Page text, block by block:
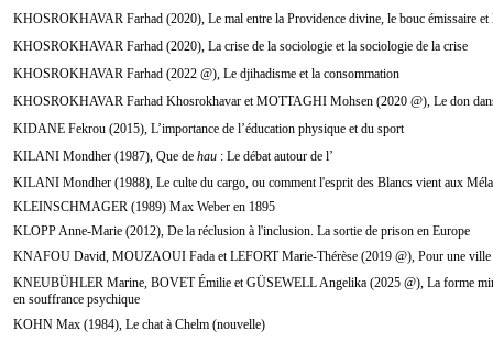
KHOSROKHAVAR Farhad (2020), Le mal entre la Providence divine, le bouc émissaire et
KHOSROKHAVAR Farhad (2020), La crise de la sociologie et la sociologie de la crise
KHOSROKHAVAR Farhad (2022 @), Le djihadisme et la consommation
KHOSROKHAVAR Farhad Khosrokhavar et MOTTAGHI Mohsen (2020 @), Le don
KIDANE Fekrou (2015), L’importance de l’éducation physique et du sport
KILANI Mondher (1987), Que de hau : Le débat autour de l’
KILANI Mondher (1988), Le culte du cargo, ou comment l'esprit des Blancs vient aux
KLEINSCHMAGER (1989) Max Weber en 1895
KLOPP Anne-Marie (2012), De la réclusion à l'inclusion. La sortie de prison en Europe
KNAFOU David, MOUZAOUI Fada et LEFORT Marie-Thérèse (2019 @), Pour une ville
KNEUBÜHLER Marine, BOVET Émilie et GÜSEWELL Angelika (2025 @), La forme
en souffrance psychique
KOHN Max (1984), Le chat à Chelm (nouvelle)